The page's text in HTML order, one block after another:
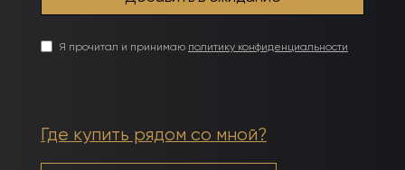
Я прочитал и принимаю политику конфиденциальности
Где купить рядом со мной?